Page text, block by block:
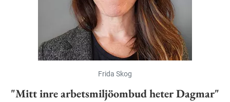
Frida Skog
"Mitt inre arbetsmiljöombud heter Dagmar"